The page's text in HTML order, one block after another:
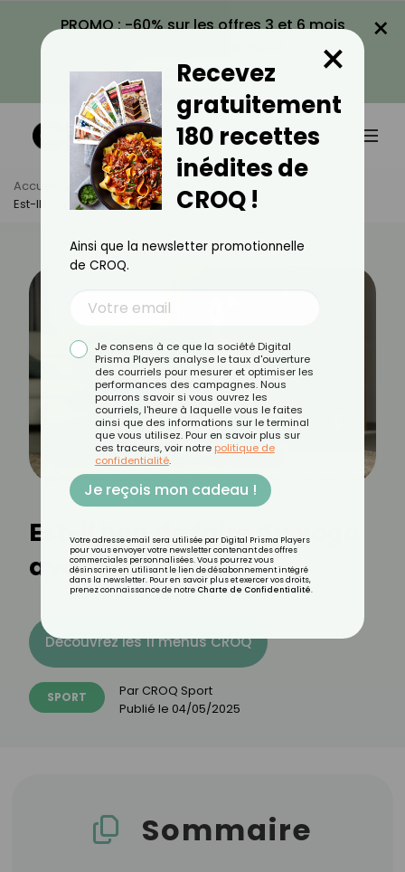
PROMO : -60% sur les offres 3 et 6 mois
VOIR LA PROMO
×
Accueil Actus
Sport
Est-Il Bon De Faire Du Yoga Avant De Dormir ?
Est-il bon de faire du yoga
avant de dormir ?
Découvrez les 11 menus CROQ
SPORT Par CROQ Sport
Publié le 04/05/2025
Sommaire
Recevez
gratuitement
180 recettes
inédites de
CROQ !
×
Ainsi que la newsletter promotionnelle
de CROQ.
Je consens à ce que la société Digital
Prisma Players analyse le taux d'ouverture
des courriels pour mesurer et optimiser les
performances des campagnes. Nous
pourrons savoir si vous ouvrez les
courriels, l'heure à laquelle vous le faites
ainsi que des informations sur le terminal
que vous utilisez. Pour en savoir plus sur
ces traceurs, voir notre politique de
confidentialité.
Je reçois mon cadeau !
Votre adresse email sera utilisée par Digital Prisma Players
pour vous envoyer votre newsletter contenant des offres
commerciales personnalisées. Vous pourrez vous
désinscrire en utilisant le lien de désabonnement intégré
dans la newsletter. Pour en savoir plus et exercer vos droits,
prenez connaissance de notre Charte de Confidentialité.